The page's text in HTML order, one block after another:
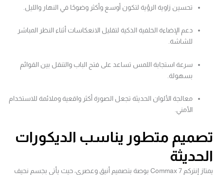
تحسين زاوية الرؤية لتكون أوسع وأكثر وضوحًا في النهار والليل.
دعم الإضاءة الخلفية الذكية لتقليل الانعكاسات أثناء النظر المباشر
للشاشة.
سرعة استجابة اللمس تساعد على فتح الباب والتنقل بين القوائم
بسهولة.
معالجة الألوان الحديثة تجعل الصورة أكثر واقعية وملائمة للاستخدام
الأمني.
تصميم متطور يناسب الديكورات
الحديثة
يمتاز إنتركم Commax 7 بوصة بتصميم أنيق وعصري، حيث يأتي بجسم نحيف